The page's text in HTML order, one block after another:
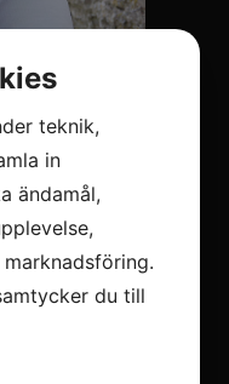
ljus,
i
till det
De senaste
teknik,
in
ändamål,
du till